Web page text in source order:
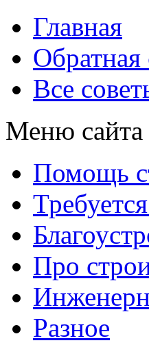
Главная
Обратная
Все
Меню сайта
Помощь
Про
Разное